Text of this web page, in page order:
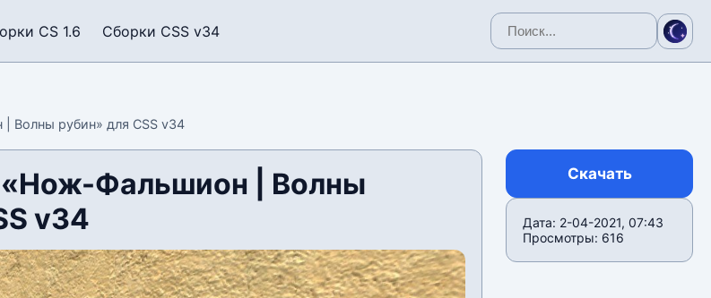
CS 1.6 Сборки CSS v34
рубин» для CSS v34
Фальшион | Волны
v34
Скачать
Дата: 2-04-2021, 07:43
Просмотры: 616